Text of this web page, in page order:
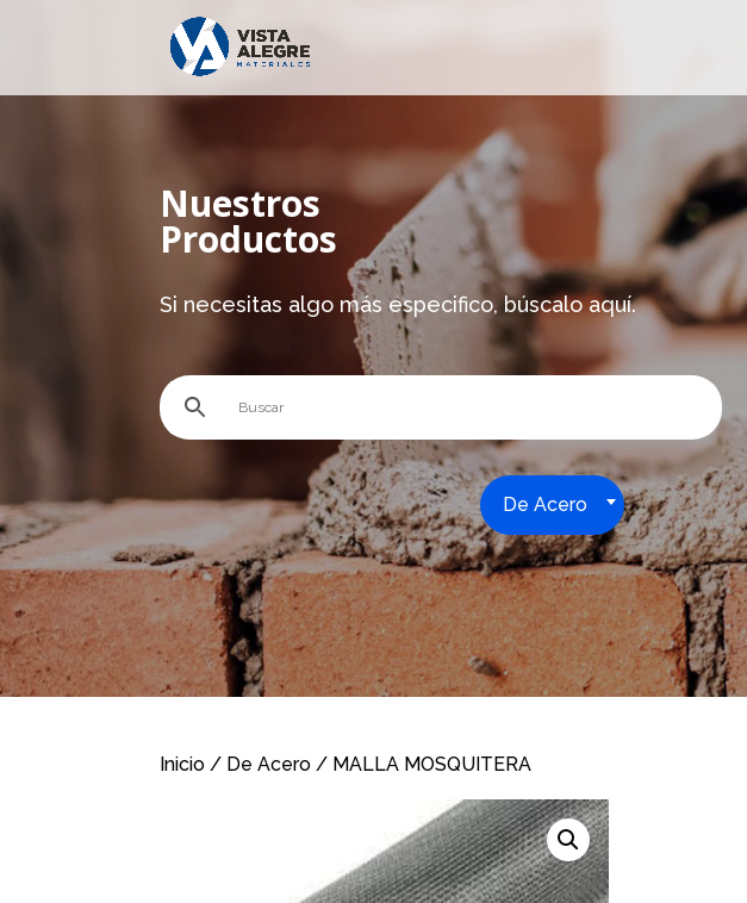
Nuestros
Productos
Si necesitas algo más especifico, búscalo aquí.
De Acero
Inicio / De Acero / MALLA MOSQUITERA